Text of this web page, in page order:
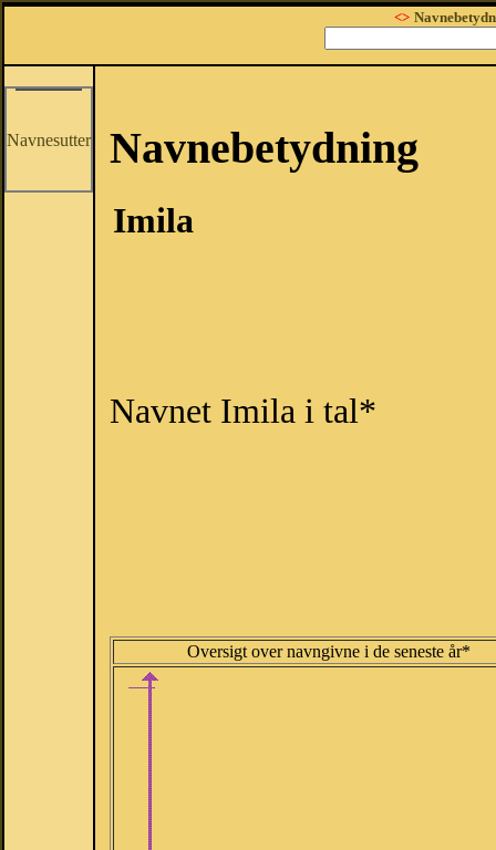
<>
Navnesutter Navnebetydning
Imila
Navnet Imila i tal*
Oversigt over navngivne i de seneste år*